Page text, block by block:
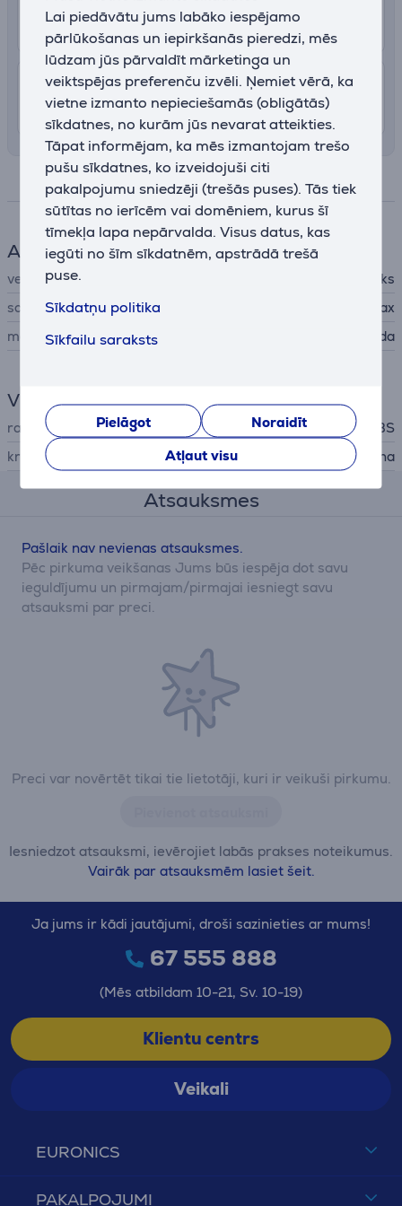
Lai piedāvātu jums labāko iespējamo
pārlūkošanas un iepirkšanās pieredzi, mēs
lūdzam jūs pārvaldīt mārketinga un
veiktspējas preferenču izvēli. Ņemiet vērā, ka
vietne izmanto nepieciešamās (obligātās)
sīkdatnes, no kurām jūs nevarat atteikties.
Tāpat informējam, ka mēs izmantojam trešo
pušu sīkdatnes, ko izveidojuši citi
pakalpojumu sniedzēji (trešās puses). Tās tiek
sūtītas no ierīcēm vai domēniem, kurus šī
tīmekļa lapa nepārvalda. Visus datus, kas
iegūti no šīm sīkdatnēm, apstrādā trešā
puse.
Sīkdatņu politika
Sīkfailu saraksts
Pielāgot
Noraidīt
Atļaut visu
11. - 15. augusts
Piegāde Latvijas teritorijā ar uznešanu
10. - 13. augusts
7.99 €
Specifikācija
Aksesuāri telefonam
veids
Aizsargājošs apvalks
savietojams ar telefoniem
Apple iPhone 15 Pro Max
materiāls
mākslīgā āda
Vispārējais parametrs
ražotājs
SBS
krāsa
melna
Atsauksmes
Preci var novērtēt tikai tie lietotāji, kuri ir veikuši pirkumu.
Iesniedzot atsauksmi, ievērojiet labās prakses noteikumus.
Vairāk par atsauksmēm lasiet šeit.
Pašlaik nav nevienas atsauksmes.
Pēc pirkuma veikšanas Jums būs iespēja dot savu
ieguldījumu un pirmajam/pirmajai iesniegt savu
atsauksmi par preci.
EURONICS
PAKALPOJUMI
Ja jums ir kādi jautājumi, droši sazinieties ar mums!
67 555 888
(Mēs atbildam 10-21, Sv. 10-19)
Klientu centrs
Veikali